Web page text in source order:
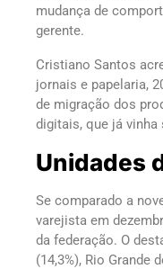
mudança de
gerente.
Cristiano Santos
jornais e papelaria,
de migração dos
digitais, que já vinha
Unidades
Se comparado a
varejista em
da federação. O
(14,3%), Rio Grande